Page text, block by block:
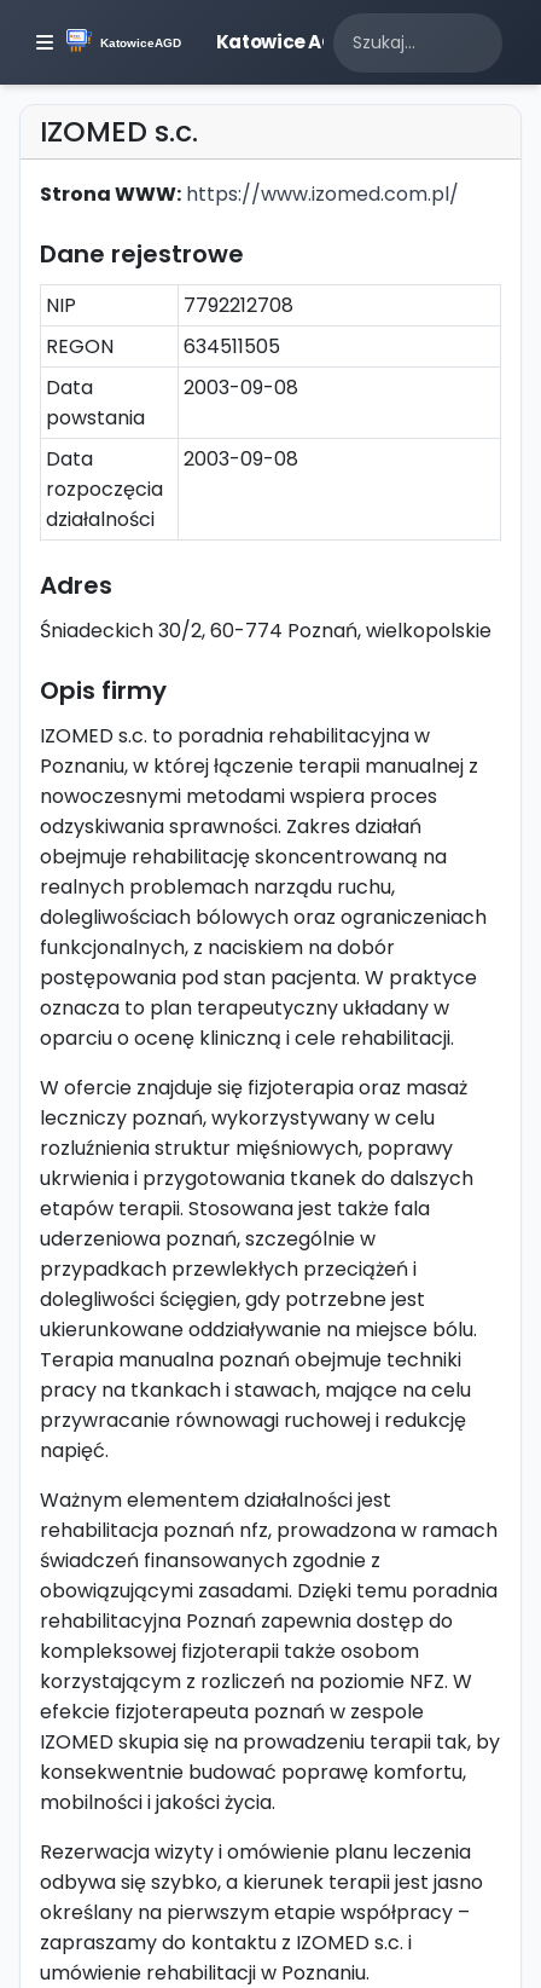
Katowice AGD
IZOMED s.c.
Strona WWW: https://www.izomed.com.pl/
Dane rejestrowe
NIP
7792212708
REGON
634511505
Data
powstania
2003-09-08
Data
rozpoczęcia
działalności
2003-09-08
Adres
Śniadeckich 30/2, 60-774 Poznań, wielkopolskie
Opis firmy
IZOMED s.c. to poradnia rehabilitacyjna w
Poznaniu, w której łączenie terapii manualnej z
nowoczesnymi metodami wspiera proces
odzyskiwania sprawności. Zakres działań
obejmuje rehabilitację skoncentrowaną na
realnych problemach narządu ruchu,
dolegliwościach bólowych oraz ograniczeniach
funkcjonalnych, z naciskiem na dobór
postępowania pod stan pacjenta. W praktyce
oznacza to plan terapeutyczny układany w
oparciu o ocenę kliniczną i cele rehabilitacji.
W ofercie znajduje się fizjoterapia oraz masaż
leczniczy poznań, wykorzystywany w celu
rozluźnienia struktur mięśniowych, poprawy
ukrwienia i przygotowania tkanek do dalszych
etapów terapii. Stosowana jest także fala
uderzeniowa poznań, szczególnie w
przypadkach przewlekłych przeciążeń i
dolegliwości ścięgien, gdy potrzebne jest
ukierunkowane oddziaływanie na miejsce bólu.
Terapia manualna poznań obejmuje techniki
pracy na tkankach i stawach, mające na celu
przywracanie równowagi ruchowej i redukcję
napięć.
Ważnym elementem działalności jest
rehabilitacja poznań nfz, prowadzona w ramach
świadczeń finansowanych zgodnie z
obowiązującymi zasadami. Dzięki temu poradnia
rehabilitacyjna Poznań zapewnia dostęp do
kompleksowej fizjoterapii także osobom
korzystającym z rozliczeń na poziomie NFZ. W
efekcie fizjoterapeuta poznań w zespole
IZOMED skupia się na prowadzeniu terapii tak, by
konsekwentnie budować poprawę komfortu,
mobilności i jakości życia.
Rezerwacja wizyty i omówienie planu leczenia
odbywa się szybko, a kierunek terapii jest jasno
określany na pierwszym etapie współpracy –
zapraszamy do kontaktu z IZOMED s.c. i
umówienie rehabilitacji w Poznaniu.